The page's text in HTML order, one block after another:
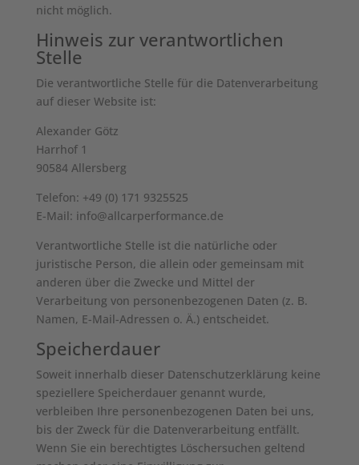
nicht möglich.
Hinweis zur verantwortlichen
Stelle
Die verantwortliche Stelle für die Datenverarbeitung
auf dieser Website ist:
Alexander Götz
Harrhof 1
90584 Allersberg
Telefon: +49 (0) 171 9325525
E-Mail: info@allcarperformance.de
Verantwortliche Stelle ist die natürliche oder
juristische Person, die allein oder gemeinsam mit
anderen über die Zwecke und Mittel der
Verarbeitung von personenbezogenen Daten (z. B.
Namen, E-Mail-Adressen o. Ä.) entscheidet.
Speicherdauer
Soweit innerhalb dieser Datenschutzerklärung keine
speziellere Speicherdauer genannt wurde,
verbleiben Ihre personenbezogenen Daten bei uns,
bis der Zweck für die Datenverarbeitung entfällt.
Wenn Sie ein berechtigtes Löschersuchen geltend